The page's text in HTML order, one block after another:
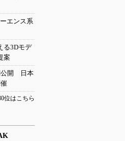
エンス系
る3Dモデ
案
公開 日本
位はこちら